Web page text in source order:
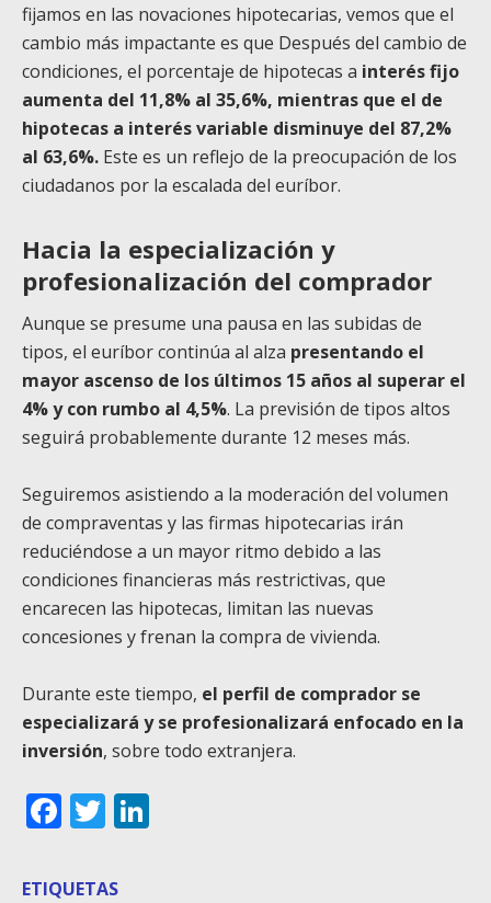
fijamos en las novaciones hipotecarias, vemos que el
cambio más impactante es que Después del cambio de
condiciones, el porcentaje de hipotecas a interés fijo
aumenta del 11,8% al 35,6%, mientras que el de
hipotecas a interés variable disminuye del 87,2%
al 63,6%. Este es un reflejo de la preocupación de los
ciudadanos por la escalada del euríbor.
Hacia la especialización y
profesionalización del comprador
Aunque se presume una pausa en las subidas de
tipos, el euríbor continúa al alza presentando el
mayor ascenso de los últimos 15 años al superar el
4% y con rumbo al 4,5%. La previsión de tipos altos
seguirá probablemente durante 12 meses más.
Seguiremos asistiendo a la moderación del volumen
de compraventas y las firmas hipotecarias irán
reduciéndose a un mayor ritmo debido a las
condiciones financieras más restrictivas, que
encarecen las hipotecas, limitan las nuevas
concesiones y frenan la compra de vivienda.
Durante este tiempo, el perfil de comprador se
especializará y se profesionalizará enfocado en la
inversión, sobre todo extranjera.
Facebook
Twitter
ETIQUETAS